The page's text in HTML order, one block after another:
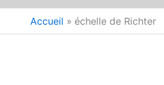
Accueil échelle de Richter